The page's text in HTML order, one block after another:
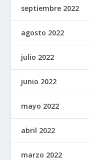
septiembre 2022
agosto 2022
julio 2022
junio 2022
mayo 2022
abril 2022
marzo 2022